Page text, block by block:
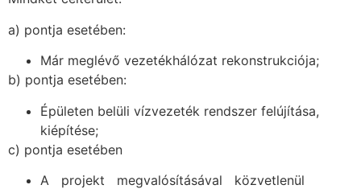
a) pontja esetében:
Már meglévő vezetékhálózat rekonstrukciója;
b) pontja esetében:
Épületen belüli vízvezeték rendszer felújítása,
kiépítése;
c) pontja esetében
A projekt megvalósításával közvetlenül